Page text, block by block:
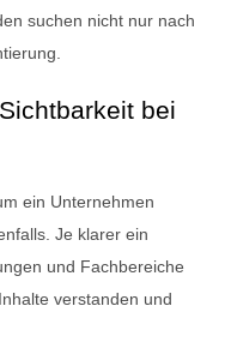
suchen nicht nur nach
bei
ein Unternehmen
Je klarer ein
und Fachbereiche
verstanden und